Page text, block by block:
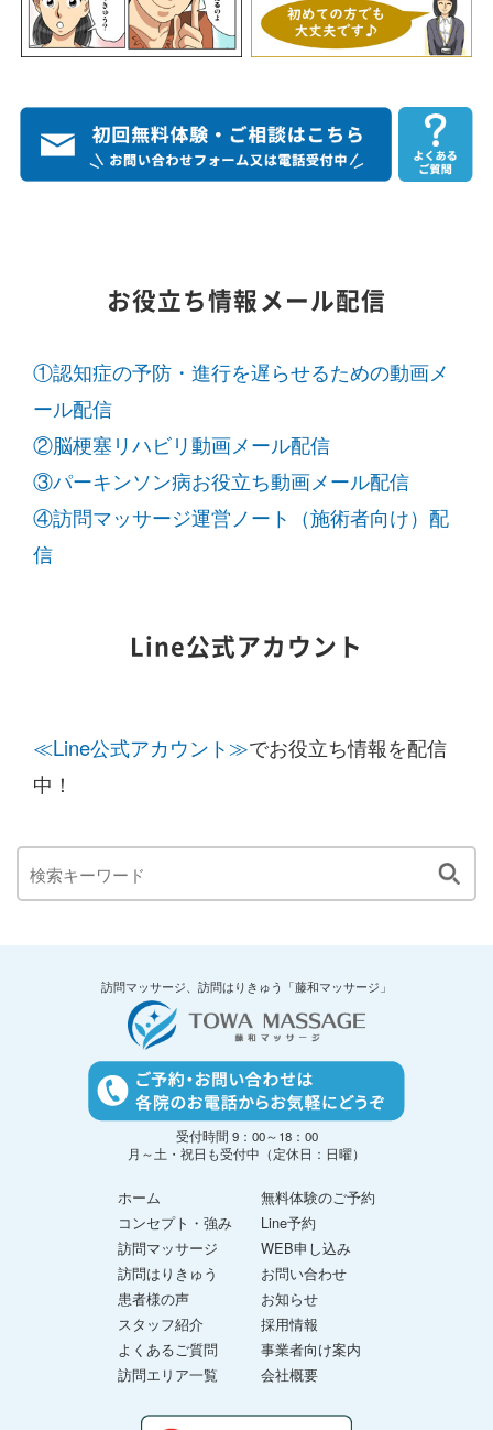
お役立ち情報メール配信
①認知症の予防・進行を遅らせるための動画メ
ール配信
②脳梗塞リハビリ動画メール配信
③パーキンソン病お役立ち動画メール配信
④訪問マッサージ運営ノート（施術者向け）配
信
Line公式アカウント
≪Line公式アカウント≫でお役立ち情報を配信
中！
訪問マッサージ、訪問はりきゅう「藤和マッサージ」
受付時間 9：00～18：00
月～土・祝日も受付中（定休日：日曜）
ホーム
コンセプト・強み
訪問マッサージ
訪問はりきゅう
患者様の声
スタッフ紹介
よくあるご質問
訪問エリア一覧
無料体験のご予約
Line予約
WEB申し込み
お問い合わせ
お知らせ
採用情報
事業者向け案内
会社概要